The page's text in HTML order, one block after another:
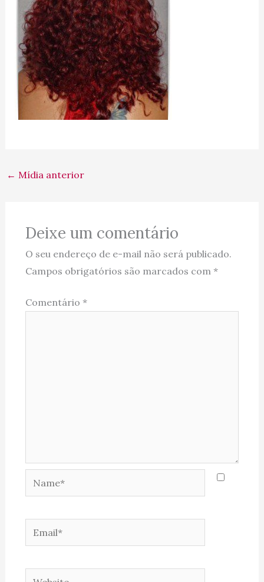
← Mídia anterior
Deixe um comentário
O seu endereço de e-mail não será publicado.
Campos obrigatórios são marcados com *
Comentário *
Name*
Email*
Website